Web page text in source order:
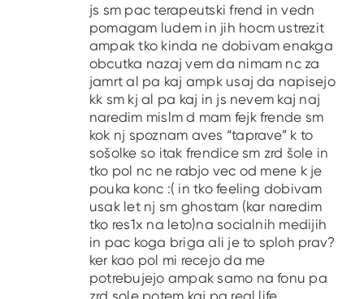
js sm pac terapeutski frend in vedn
pomagam ludem in jih hocm ustrezit
ampak tko kinda ne dobivam enakga
obcutka nazaj vem da nimam nc za
jamrt al pa kaj ampk usaj da napisejo
kk sm kj al pa kaj in js nevem kaj naj
naredim mislm d mam fejk frende sm
kok nj spoznam aves “taprave” k to
sošolke so itak frendice sm zrd šole in
tko pol nc ne rabjo vec od mene k je
pouka konc :( in tko feeling dobivam
usak let nj sm ghostam (kar naredim
tko res1x na leto)na socialnih medijih
in pac koga briga ali je to sploh prav?
ker kao pol mi recejo da me
potrebujejo ampak samo na fonu pa
zrd sole potem kaj pa real life